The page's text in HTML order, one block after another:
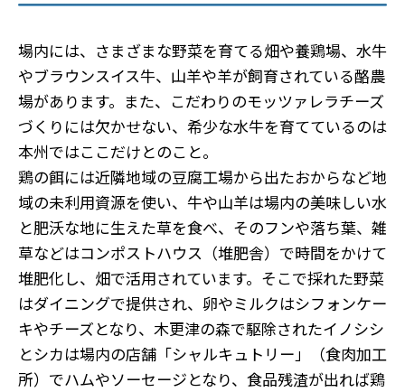
場内には、さまざまな野菜を育てる畑や養鶏場、水牛
やブラウンスイス牛、山羊や羊が飼育されている酪農
場があります。また、こだわりのモッツァレラチーズ
づくりには欠かせない、希少な水牛を育てているのは
本州ではここだけとのこと。
鶏の餌には近隣地域の豆腐工場から出たおからなど地
域の未利用資源を使い、牛や山羊は場内の美味しい水
と肥沃な地に生えた草を食べ、そのフンや落ち葉、雑
草などはコンポストハウス（堆肥舎）で時間をかけて
堆肥化し、畑で活用されています。そこで採れた野菜
はダイニングで提供され、卵やミルクはシフォンケー
キやチーズとなり、木更津の森で駆除されたイノシシ
とシカは場内の店舗「シャルキュトリー」（食肉加工
所）でハムやソーセージとなり、食品残渣が出れば鶏